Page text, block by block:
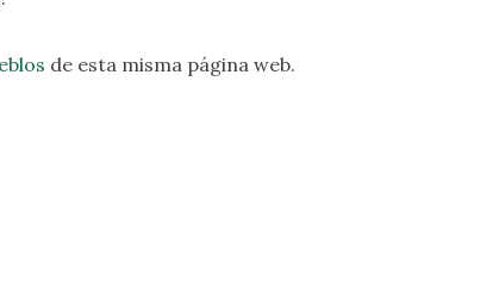
de esta misma página web.